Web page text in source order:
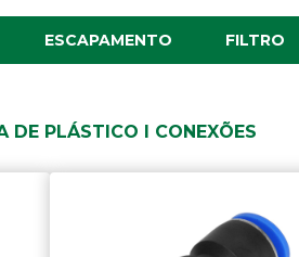
ESCAPAMENTO FILTRO
DE PLÁSTICO I CONEXÕES